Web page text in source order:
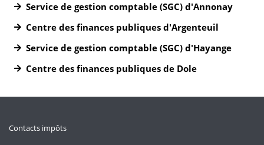
Service de gestion comptable (SGC) d'Annonay
Centre des finances publiques d'Argenteuil
Service de gestion comptable (SGC) d'Hayange
Centre des finances publiques de Dole
Contacts impôts